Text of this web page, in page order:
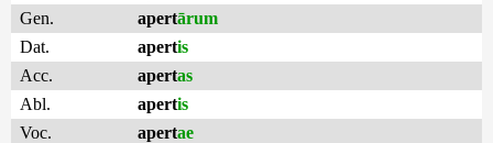
Gen.
apertārum
Dat.
apertis
Acc.
apertas
Abl.
apertis
Voc.
apertae